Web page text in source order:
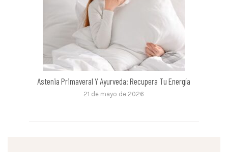
Astenia Primaveral Y Ayurveda: Recupera Tu Energía
21 de mayo de 2026